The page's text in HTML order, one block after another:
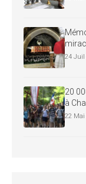
24 Juil
20
à
22 Mai